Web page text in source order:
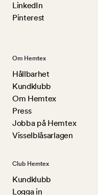
LinkedIn
Pinterest
Om Hemtex
Hållbarhet
Kundklubb
Om Hemtex
Press
Jobba på Hemtex
Visselblåsarlagen
Club Hemtex
Kundklubb
Logga in